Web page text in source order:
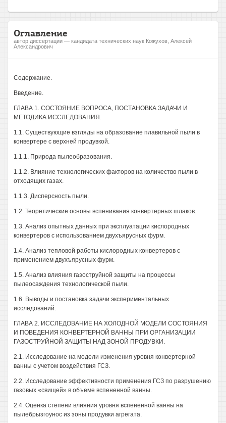
Оглавление
автор диссертации — кандидата технических наук Кожухов, Алексей
Александрович
Содержание.
Введение.
ГЛАВА 1. СОСТОЯНИЕ ВОПРОСА, ПОСТАНОВКА ЗАДАЧИ И
МЕТОДИКА ИССЛЕДОВАНИЯ.
1.1. Существующие взгляды на образование плавильной пыли в
конвертере с верхней продувкой.
1.1.1. Природа пылеобразования.
1.1.2. Влияние технологических факторов на количество пыли в
отходящих газах.
1.1.3. Дисперсность пыли.
1.2. Теоретические основы вспенивания конвертерных шлаков.
1.3. Анализ опытных данных при эксплуатации кислородных
конвертеров с использованием двухъярусных фурм.
1.4. Анализ тепловой работы кислородных конвертеров с
применением двухъярусных фурм.
1.5. Анализ влияния газоструйной защиты на процессы
пылеосаждения технологической пыли.
1.6. Выводы и постановка задачи экспериментальных
исследований.
ГЛАВА 2. ИССЛЕДОВАНИЕ НА ХОЛОДНОЙ МОДЕЛИ СОСТОЯНИЯ
И ПОВЕДЕНИЯ КОНВЕРТЕРНОЙ ВАННЫ ПРИ ОРГАНИЗАЦИИ
ГАЗОСТРУЙНОЙ ЗАЩИТЫ НАД ЗОНОЙ ПРОДУВКИ.
2.1. Исследование на модели изменения уровня конвертерной
ванны с учетом воздействия ГСЗ.
2.2. Исследование эффективности применения ГСЗ по разрушению
газовых «свищей» в объеме вспененной ванны.
2.4. Оценка степени влияния уровня вспененной ванны на
пылебрызгоунос из зоны продувки агрегата.